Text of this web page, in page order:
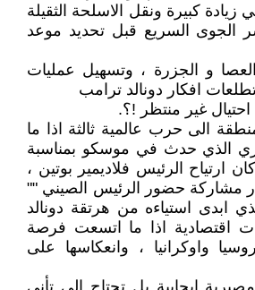
زيادة كبيرة ونقل الاسلحة الثقيلة
الجوى السريع قبل تحديد موعد
و الجزرة ، وتسهيل عمليات
افكار دونالد ترامب
غير منتظر !؟.
الى حرب عالمية ثالثة اذا ما
الذي حدث في موسكو بمناسبة
ارتياح الرئيس فلاديمير بوتين ،
مشاركة حضور الرئيس الصيني ""
ابدى استياءه من هرتقة دونالد
اقتصادية اذا ما اتسعت فرصة
واوكرانيا ، وانعكاسها على